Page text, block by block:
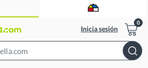
Inicia sesión